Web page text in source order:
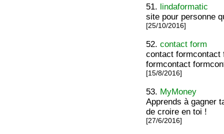
51. lindaformatic
site pour personne
[25/10/2016]
52.contact form
contact
formcontact
[15/8/2016]
53. MyMoney
Apprends à gagner
de croire en toi !
[27/6/2016]